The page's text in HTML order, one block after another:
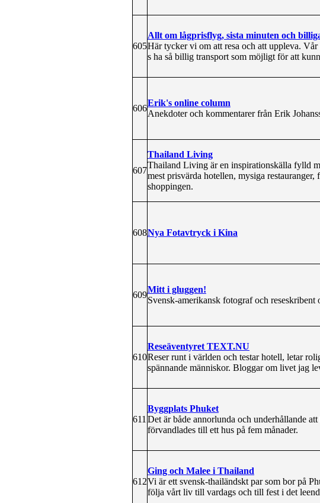
605
Allt om lågprisflyg, sista minuten och
Här tycker vi om att resa och att uppleva.
s ha så billig transport som möjligt för att
606
Erik's online column
Anekdoter och kommentarer från Erik
607
Thailand Living
Thailand Living är en inspirationskälla fylld
mest prisvärda hotellen, mysiga
shoppingen.
608Nya Fotavtryck i Kina
609
Mitt i gluggen!
Svensk-amerikansk fotograf och
610
Reseäventyret TEXT.NU
Reser runt i världen och testar hotell, letar
spännande människor. Bloggar om livet jag
611
Byggplats Phuket
Det är både annorlunda och underhållande
förvandlades till ett hus på fem månader.
612
Ging och Malee i Thailand
Vi är ett svensk-thailändskt par som bor på
följa vårt liv till vardags och till fest i det